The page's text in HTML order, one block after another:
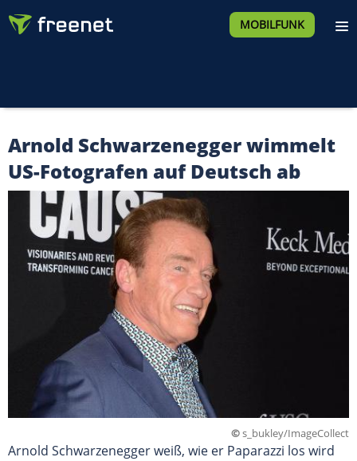
MOBILFUNK
Arnold Schwarzenegger wimmelt
US-Fotografen auf Deutsch ab
©s_bukley/ImageCollect
Arnold Schwarzenegger weiß, wie er Paparazzi los wird